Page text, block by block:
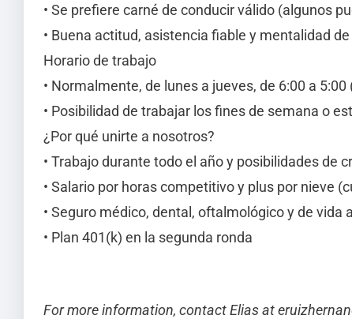
• Se prefiere carné de conducir válido (algunos
• Buena actitud, asistencia fiable y mentalidad
Horario de trabajo
• Normalmente, de lunes a jueves, de 6:00 a
• Posibilidad de trabajar los fines de semana o
¿Por qué unirte a nosotros?
• Trabajo durante todo el año y posibilidades de
• Salario por horas competitivo y plus por nieve
• Seguro médico, dental, oftalmológico y de vida
• Plan 401(k) en la segunda ronda
For more information, contact Elias at